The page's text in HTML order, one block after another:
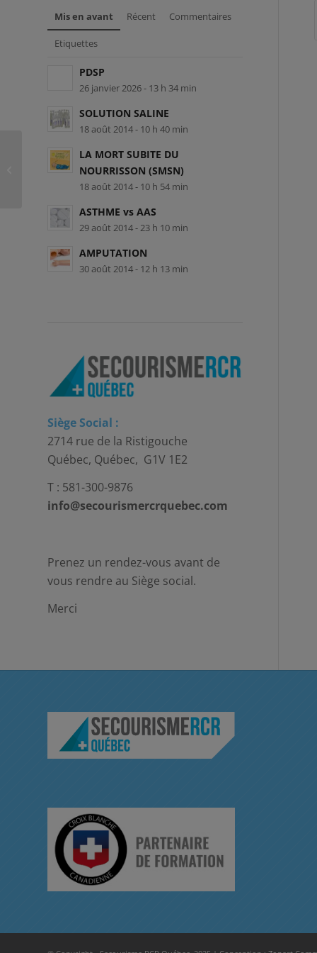
Mis en avant Récent Commentaires
Etiquettes
PDSP
26 janvier 2026 - 13 h 34 min
SOLUTION SALINE
18 août 2014 - 10 h 40 min
LA MORT SUBITE DU
NOURRISSON (SMSN)
18 août 2014 - 10 h 54 min
ASTHME vs AAS
29 août 2014 - 23 h 10 min
AMPUTATION
30 août 2014 - 12 h 13 min
Siège Social :
2714 rue de la Ristigouche
Québec, Québec, G1V 1E2
T : 581-300-9876
info@secourismercrquebec.com
Prenez un rendez-vous avant de
vous rendre au Siège social.
Merci
RCR-L-100216 – Sophia Jean